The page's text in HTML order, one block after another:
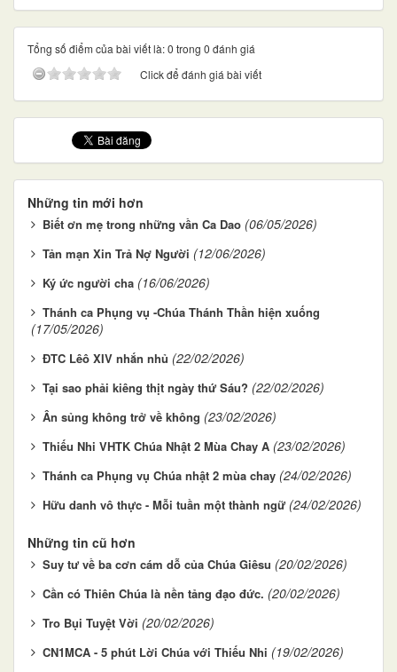
Tổng số điểm của bài viết là: 0 trong 0 đánh giá
Click để đánh giá bài viết
Những tin mới hơn
Biết ơn mẹ trong những vần Ca Dao (06/05/2026)
Tản mạn Xin Trả Nợ Người (12/06/2026)
Ký ức người cha (16/06/2026)
Thánh ca Phụng vụ -Chúa Thánh Thần hiện xuống
(17/05/2026)
ĐTC Lêô XIV nhắn nhủ (22/02/2026)
Tại sao phải kiêng thịt ngày thứ Sáu? (22/02/2026)
Ân sủng không trở về không (23/02/2026)
Thiếu Nhi VHTK Chúa Nhật 2 Mùa Chay A (23/02/2026)
Thánh ca Phụng vụ Chúa nhật 2 mùa chay (24/02/2026)
Hữu danh vô thực - Mỗi tuần một thành ngữ (24/02/2026)
Những tin cũ hơn
Suy tư về ba cơn cám dỗ của Chúa Giêsu (20/02/2026)
Cần có Thiên Chúa là nền tảng đạo đức. (20/02/2026)
Tro Bụi Tuyệt Vời (20/02/2026)
CN1MCA - 5 phút Lời Chúa với Thiếu Nhi (19/02/2026)